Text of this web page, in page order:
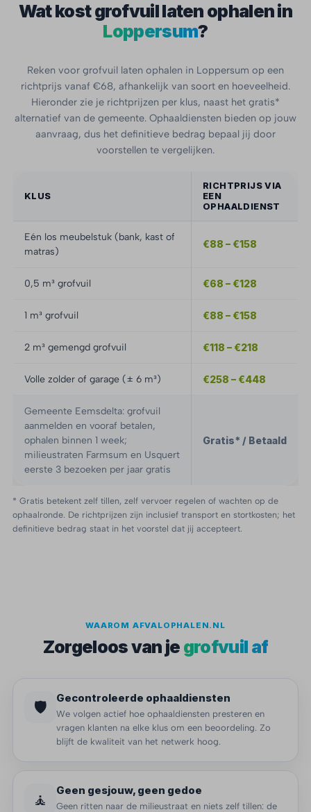
Wat kost grofvuil laten ophalen in
Loppersum?
Reken voor grofvuil laten ophalen in Loppersum op een
richtprijs vanaf €68, afhankelijk van soort en hoeveelheid.
Hieronder zie je richtprijzen per klus, naast het gratis*
alternatief van de gemeente. Ophaaldiensten bieden op jouw
aanvraag, dus het definitieve bedrag bepaal jij door
voorstellen te vergelijken.
KLUS
RICHTPRIJS VIA
EEN
OPHAALDIENST
Eén los meubelstuk (bank, kast of
matras)
€88 – €158
0,5 m³ grofvuil €68 – €128
1 m³ grofvuil €88 – €158
2 m³ gemengd grofvuil €118 – €218
Volle zolder of garage (± 6 m³) €258 – €448
Gemeente Eemsdelta: grofvuil
aanmelden en vooraf betalen,
ophalen binnen 1 week;
milieustraten Farmsum en Usquert
eerste 3 bezoeken per jaar gratis
Gratis* / Betaald
* Gratis betekent zelf tillen, zelf vervoer regelen of wachten op de
ophaalronde. De richtprijzen zijn inclusief transport en stortkosten; het
definitieve bedrag staat in het voorstel dat jij accepteert.
WAAROM AFVALOPHALEN.NL
Zorgeloos van je grofvuil af
🛡️ Gecontroleerde ophaaldiensten
We volgen actief hoe ophaaldiensten presteren en
vragen klanten na elke klus om een beoordeling. Zo
blijft de kwaliteit van het netwerk hoog.
🧘 Geen gesjouw, geen gedoe
Geen ritten naar de milieustraat en niets zelf tillen: de